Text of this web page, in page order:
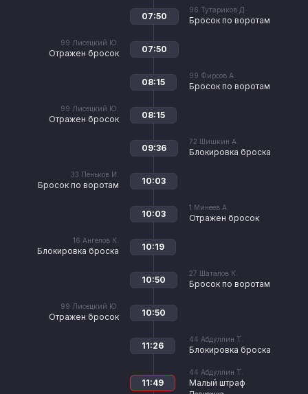
96 Тутариков Д.
Бросок по воротам
07:50
99 Лисецкий Ю.
Отражен бросок 07:50
99 Фирсов А.
Бросок по воротам
08:15
99 Лисецкий Ю.
Отражен бросок 08:15
72 Шишкин А.
Блокировка броска
09:36
33 Пеньков И.
Бросок по воротам 10:03
1 Минеев А.
Отражен бросок
10:03
16 Ангелов К.
Блокировка броска 10:19
27 Шаталов К.
Бросок по воротам
10:50
99 Лисецкий Ю.
Отражен бросок 10:50
44 Абдуллин Т.
Блокировка броска
11:26
44 Абдуллин Т.
Малый штраф
11:49